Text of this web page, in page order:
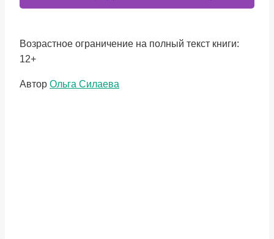
Возрастное ограничение на полный текст книги:
12+
Метки
Автор Ольга Силаева